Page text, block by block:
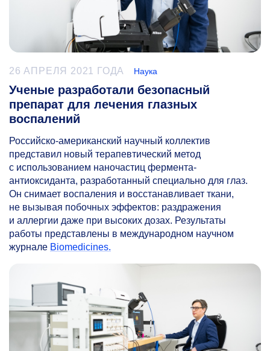
26 АПРЕЛЯ 2021 ГОДА Наука
Ученые разработали безопасный
препарат для лечения глазных
воспалений
Российско-американский научный коллектив
представил новый терапевтический метод
с использованием наночастиц фермента-
антиоксиданта, разработанный специально для глаз.
Он снимает воспаления и восстанавливает ткани,
не вызывая побочных эффектов: раздражения
и аллергии даже при высоких дозах. Результаты
работы представлены в международном научном
журнале Biomedicines.